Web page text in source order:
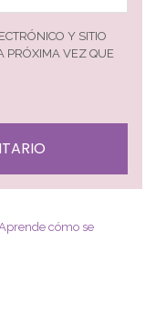
Y SITIO
PRÓXIMA VEZ QUE
cómo se